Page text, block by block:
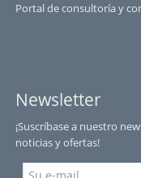
Portal de consultoría y
Newsletter
¡Suscríbase a nuestro
noticias y ofertas!